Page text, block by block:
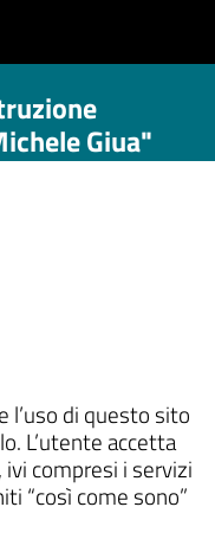
Giua"
l’uso di questo sito
L’utente accetta
compresi i servizi
“così come sono”